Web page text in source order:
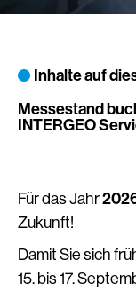
Inhalte auf
Messestand
INTERGEO
Für das Jahr
Zukunft!
Damit Sie sich
15. bis 17.